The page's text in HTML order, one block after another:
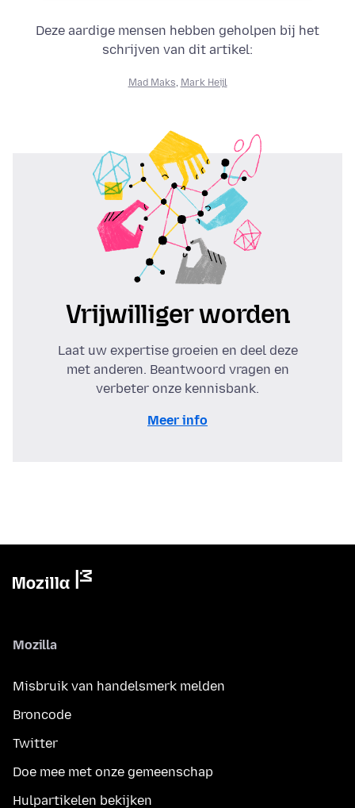
Deze aardige mensen hebben geholpen bij het
schrijven van dit artikel:
Mad Maks, Mark Heijl
Vrijwilliger worden
Laat uw expertise groeien en deel deze
met anderen. Beantwoord vragen en
verbeter onze kennisbank.
Meer info
Mozilla
Misbruik van handelsmerk melden
Broncode
Twitter
Doe mee met onze gemeenschap
Hulpartikelen bekijken